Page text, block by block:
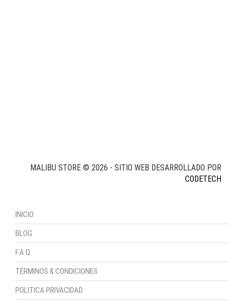
INICIO
BLOG
F.A.Q.
TÉRMINOS & CONDICIONES
POLITICA PRIVACIDAD
MALIBU STORE © 2026 - SITIO WEB DESARROLLADO POR
CODETECH